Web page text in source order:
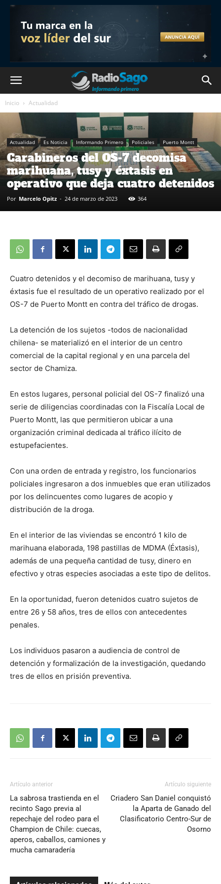
Inicio Actualidad
Actualidad Es Noticia Informando Primero Policiales Puerto Montt
Carabineros del OS-7 decomisa
marihuana, tusy y éxtasis en
operativo que deja cuatro detenidos
Por Marcelo Opitz - 24 de marzo de 2023 364
Cuatro detenidos y el decomiso de marihuana, tusy y
éxtasis fue el resultado de un operativo realizado por el
OS-7 de Puerto Montt en contra del tráfico de drogas.
La detención de los sujetos -todos de nacionalidad
chilena- se materializó en el interior de un centro
comercial de la capital regional y en una parcela del
sector de Chamiza.
En estos lugares, personal policial del OS-7 finalizó una
serie de diligencias coordinadas con la Fiscalía Local de
Puerto Montt, las que permitieron ubicar a una
organización criminal dedicada al tráfico ilícito de
estupefacientes.
Con una orden de entrada y registro, los funcionarios
policiales ingresaron a dos inmuebles que eran utilizados
por los delincuentes como lugares de acopio y
distribución de la droga.
En el interior de las viviendas se encontró 1 kilo de
marihuana elaborada, 198 pastillas de MDMA (Éxtasis),
además de una pequeña cantidad de tusy, dinero en
efectivo y otras especies asociadas a este tipo de delitos.
En la oportunidad, fueron detenidos cuatro sujetos de
entre 26 y 58 años, tres de ellos con antecedentes
penales.
Los individuos pasaron a audiencia de control de
detención y formalización de la investigación, quedando
tres de ellos en prisión preventiva.
Artículo anterior
La sabrosa trastienda en el
recinto Sago previa al
repechaje del rodeo para el
Champion de Chile: cuecas,
aperos, caballos, camiones y
mucha camaradería
Artículo siguiente
Criadero San Daniel conquistó
la Aparta de Ganado del
Clasificatorio Centro-Sur de
Osorno